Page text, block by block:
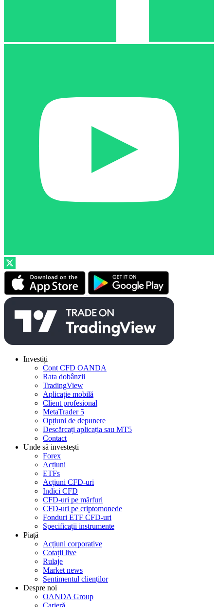
Investiți
Cont CFD OANDA
Rata dobânzii
TradingView
Aplicație mobilă
Client profesional
MetaTrader 5
Opțiuni de depunere
Descărcați aplicația sau MT5
Contact
Unde să investești
Forex
Acțiuni
ETFs
Acțiuni CFD-uri
Indici CFD
CFD-uri pe mărfuri
CFD-uri pe criptomonede
Fonduri ETF CFD-uri
Specificații instrumente
Piață
Acțiuni corporative
Cotații live
Rulaje
Market news
Sentimentul clienților
Despre noi
OANDA Group